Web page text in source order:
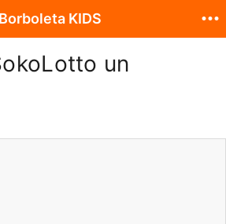
un
Borboleta KIDS